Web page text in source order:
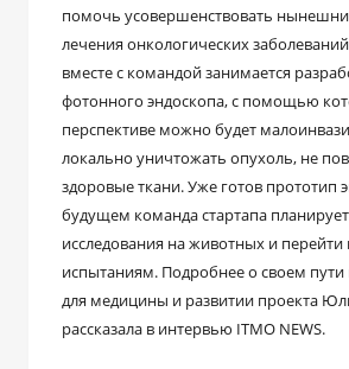
помочь усовершенствовать
лечения онкологических
вместе с командой занимается
фотонного эндоскопа, с помощью
перспективе можно будет
локально уничтожать опухоль, не
здоровые ткани. Уже готов прототип
будущем команда стартапа
исследования на животных и
испытаниям. Подробнее о своем пути
для медицины и развитии проекта
рассказала в интервью ITMO NEWS.